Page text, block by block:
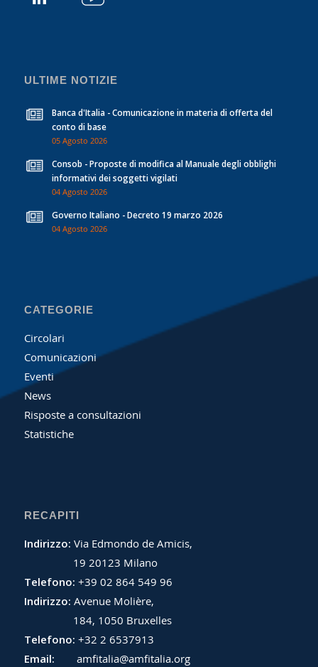
ULTIME NOTIZIE
Banca d'Italia - Comunicazione in materia di offerta del
conto di base
05 Agosto 2026
Consob - Proposte di modifica al Manuale degli obblighi
informativi dei soggetti vigilati
04 Agosto 2026
Governo Italiano - Decreto 19 marzo 2026
04 Agosto 2026
CATEGORIE
Circolari
Comunicazioni
Eventi
News
Risposte a consultazioni
Statistiche
RECAPITI
Indirizzo: Via Edmondo de Amicis,
19 20123 Milano
Telefono: +39 02 864 549 96
Indirizzo: Avenue Molière,
184, 1050 Bruxelles
Telefono: +32 2 6537913
Email:
amfitalia@amfitalia.org